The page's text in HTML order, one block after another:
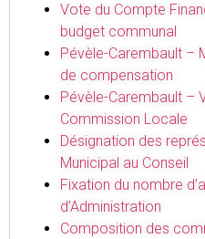
Vote du Compte
budget communal
Pévèle-Carembault –
de compensation
Pévèle-Carembault –
Commission Locale
Désignation des
Municipal au Conseil
Fixation du nombre
d’Administration
Composition des